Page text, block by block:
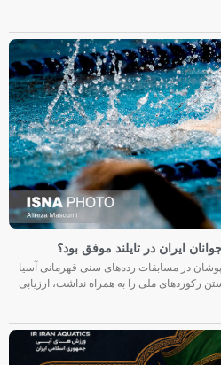
ایران در تایلند موفق بود؟
در مسابقات رده‌های سنی قهرمانی آسیا
رکوردهای ملی را به همراه نداشت، ارزیابی